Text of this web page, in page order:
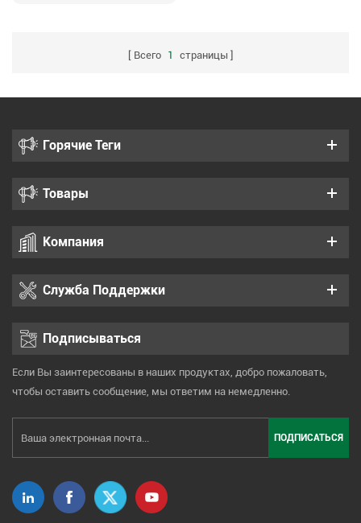
Всего 1 страницы
Горячие Теги
Товары
Компания
Служба Поддержки
Подписываться
Если Вы заинтересованы в наших продуктах, добро пожаловать,
чтобы оставить сообщение, мы ответим на немедленно.